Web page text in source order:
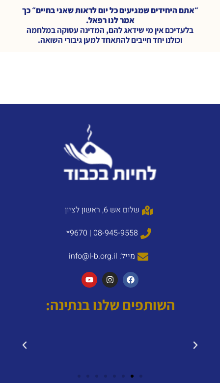
״אתם היחידים שמגיעים כל יום לראות שאני בחיים״ כך
אמר לנו רפאל.
בלעדיכם אין מי שידאג להם, המדינה עסוקה במלחמה
וכולנו יחד חייבים להתאחד למען גיבורי השואה.
שלום אש 6, ראשון לציון
08-945-9558 | 9670*
מייל: info@l-b.org.il
השותפים שלנו בנתינה: